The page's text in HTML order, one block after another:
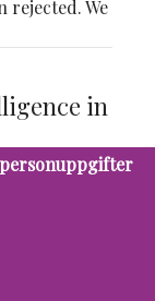
rejected. We
in
a rapid
leap in
easily